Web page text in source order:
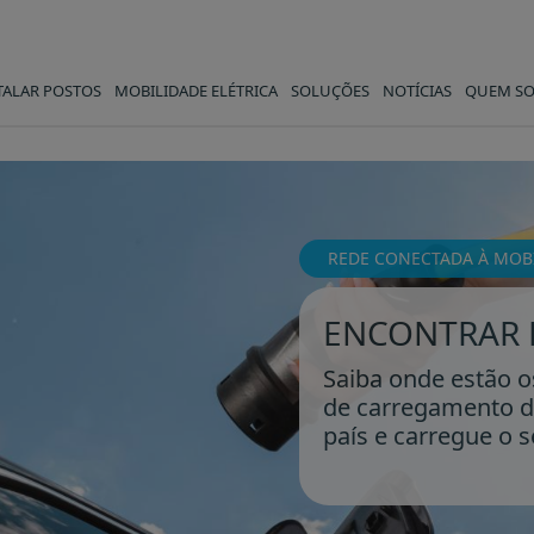
POSTOS MOBILIDADE ELÉTRICA SOLUÇÕES NOTÍCIAS QUEM
REDE CONECTADA À
ENCONTRAR
Saiba onde estão
de carregamento
país e carregue o